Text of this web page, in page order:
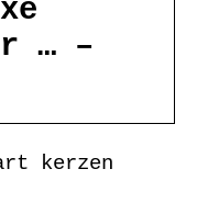
… –
kerzen